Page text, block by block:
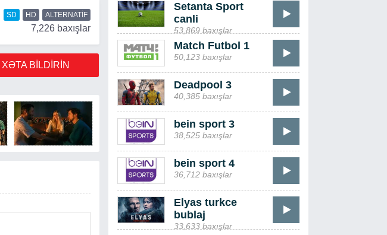
SD HD ALTERNATIF
7,226 baxışlar
XƏTA BILDIRIN
Setanta Sport
canli
53,869 baxışlar
Match Futbol 1
50,123 baxışlar
Deadpool 3
40,385 baxışlar
bein sport 3
38,525 baxışlar
bein sport 4
36,712 baxışlar
Elyas turkce
bublaj
33,633 baxışlar